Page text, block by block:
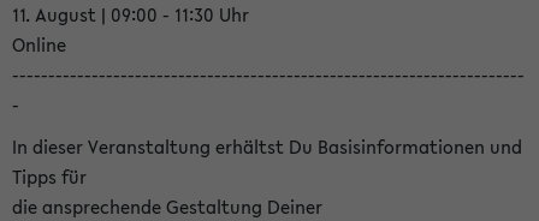
11. August | 09:00 - 11:30 Uhr
Online
-----------------------------------------------------------------------
-
In dieser Veranstaltung erhältst Du Basisinformationen und
Tipps für
die ansprechende Gestaltung Deiner